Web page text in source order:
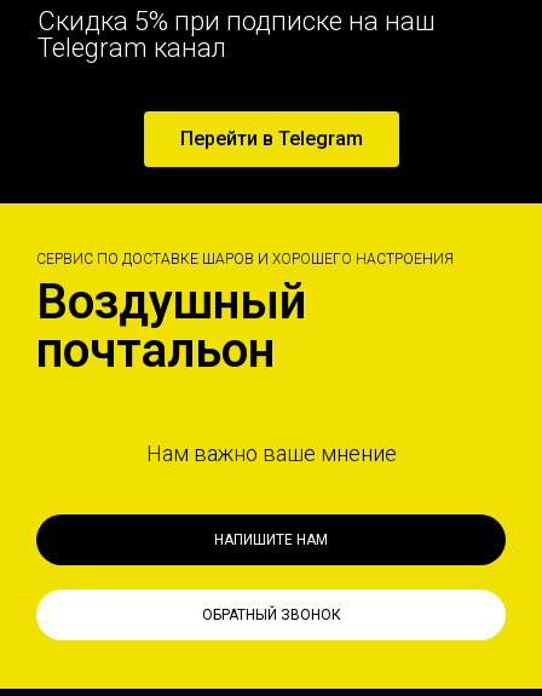
Скидка 5% при подписке на наш
Telegram канал
Перейти в Telegram
СЕРВИС ПО ДОСТАВКЕ ШАРОВ И ХОРОШЕГО НАСТРОЕНИЯ
Воздушный
почтальон
Нам важно ваше мнение
НАПИШИТЕ НАМ
ОБРАТНЫЙ ЗВОНОК